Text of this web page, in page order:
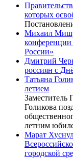
которых
Михаил
России»
Дмитрий
россиян с
Татьяна
летием
Заместитель
Голикова
летним
Марат
городской